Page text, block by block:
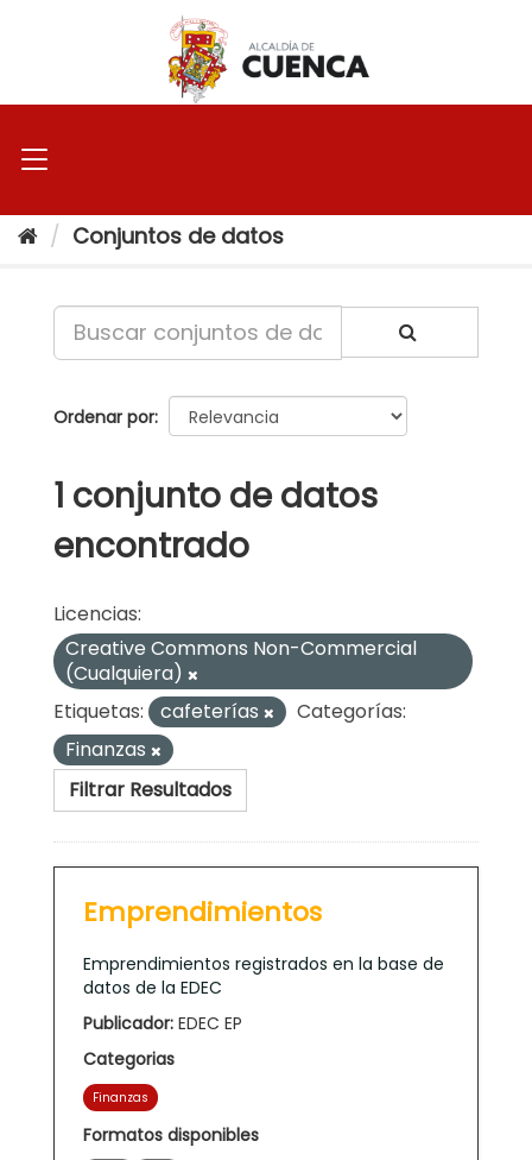
Conjuntos de datos
Ordenar por
1 conjunto de datos
encontrado
Licencias:
Creative Commons Non-Commercial
(Cualquiera)
Etiquetas:
cafeterías
Categorías:
Finanzas
Filtrar Resultados
Emprendimientos
Emprendimientos registrados en la base de
datos de la EDEC
Publicador: EDEC EP
Categorias
Finanzas
Formatos disponibles